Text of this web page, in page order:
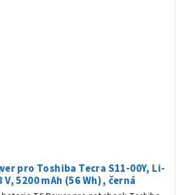
pro Toshiba Tecra S11-00Y, Li-
V, 5200 mAh (56 Wh), černá